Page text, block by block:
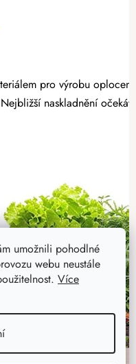
umožnili pohodlné
webu neustále
Více
pro výrobu
naskladnění